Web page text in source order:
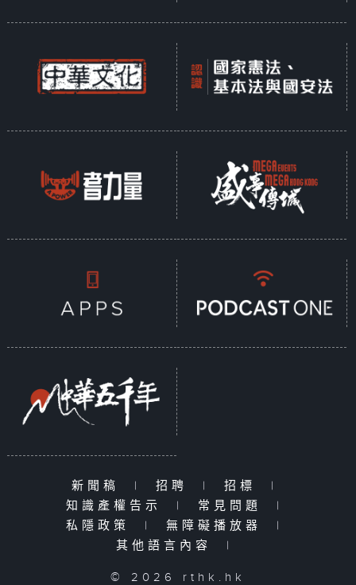
新聞稿 | 招聘 | 招標
|
知識產權告示
| 常見問題
|
私隱政策
| 無障礙播放器
|
其他語言內容
|
© 2026 rthk.hk